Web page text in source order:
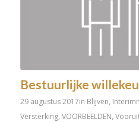
Bestuurlijke
29 augustus 2017in Blijven,
Versterking, VOORBEELDEN,